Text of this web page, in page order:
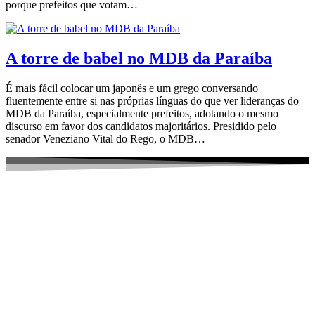
porque prefeitos que votam…
A torre de babel no MDB da Paraíba
É mais fácil colocar um japonês e um grego conversando
fluentemente entre si nas próprias línguas do que ver lideranças do
MDB da Paraíba, especialmente prefeitos, adotando o mesmo
discurso em favor dos candidatos majoritários. Presidido pelo
senador Veneziano Vital do Rego, o MDB…